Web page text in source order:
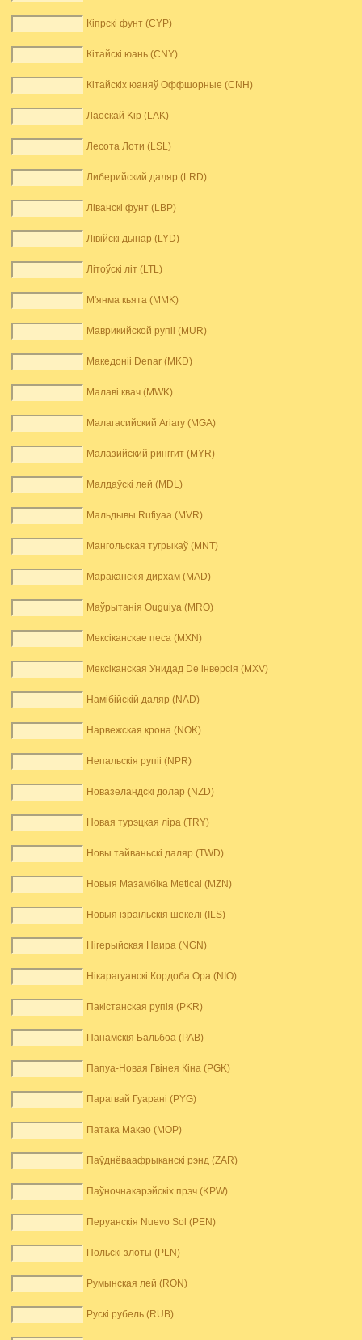
Кіпрскі фунт (CYP)
Кітайскі юань (CNY)
Кітайскіх юаняў Оффшорные (CNH)
Лаоскай Kip (LAK)
Лесота Лоти (LSL)
Либерийский даляр (LRD)
Ліванскі фунт (LBP)
Лівійскі дынар (LYD)
Літоўскі літ (LTL)
М'янма кьята (MMK)
Маврикийской рупіі (MUR)
Македоніі Denar (MKD)
Малаві квач (MWK)
Малагасийский Ariary (MGA)
Малазийский ринггит (MYR)
Малдаўскі лей (MDL)
Мальдывы Rufiyaa (MVR)
Мангольская тугрыкаў (MNT)
Мараканскія дирхам (MAD)
Маўрытанія Ouguiya (MRO)
Мексіканскае песа (MXN)
Мексіканская Унидад De інверсія (MXV)
Намібійскій даляр (NAD)
Нарвежская крона (NOK)
Непальскія рупіі (NPR)
Новазеландскі долар (NZD)
Новая турэцкая ліра (TRY)
Новы тайваньскі даляр (TWD)
Новыя Мазамбіка Metical (MZN)
Новыя ізраільскія шекелі (ILS)
Нігерыйская Наира (NGN)
Нікарагуанскі Кордоба Ора (NIO)
Пакістанская рупія (PKR)
Панамскія Бальбоа (PAB)
Папуа-Новая Гвінея Кіна (PGK)
Парагвай Гуарані (PYG)
Патака Макао (MOP)
Паўднёваафрыканскі рэнд (ZAR)
Паўночнакарэйскіх прэч (KPW)
Перуанскія Nuevo Sol (PEN)
Польскі злоты (PLN)
Румынская лей (RON)
Рускі рубель (RUB)